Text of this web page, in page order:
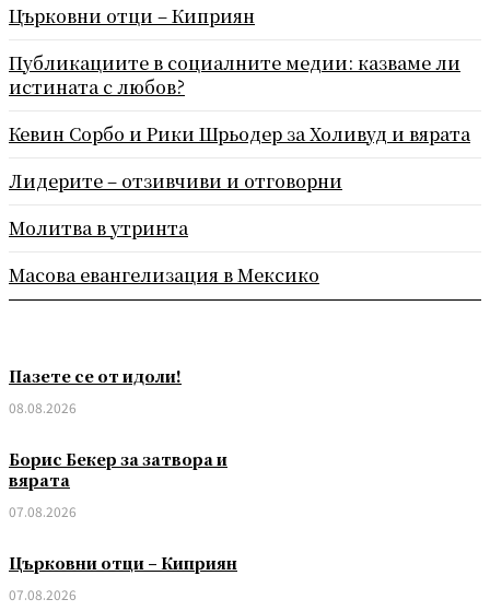
Пазете се от идоли!
08.08.2026
Борис Бекер за затвора и
вярата
07.08.2026
Църковни отци – Киприян
07.08.2026
Църковни отци – Киприян
Публикациите в социалните медии: казваме ли
истината с любов?
Кевин Сорбо и Рики Шрьодер за Холивуд и вярата
Лидерите – отзивчиви и отговорни
Молитва в утринта
Масова евангелизация в Мексико